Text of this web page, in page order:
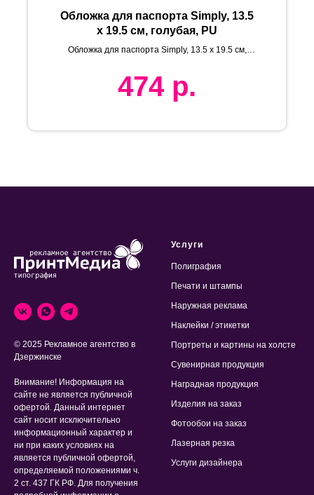
Обложка для паспорта Simply, 13.5
х 19.5 см, голубая, PU
Обложка для паспорта Simply, 13.5 х 19.5 см,
474 р.
© 2025 Рекламное агентство в
Дзержинске
Внимание! Информация на
сайте не является публичной
офертой. Данный интернет
сайт носит исключительно
информационный характер и
ни при каких условиях на
является публичной офертой,
определяемой положениями ч.
2 ст. 437 ГК РФ. Для получения
Услуги
Полиграфия
Печати и штампы
Наружная реклама
Наклейки / этикетки
Портреты и картины на холсте
Сувенирная продукция
Наградная продукция
Изделия на заказ
Фотообои на заказ
Лазерная резка
Услуги дизайнера